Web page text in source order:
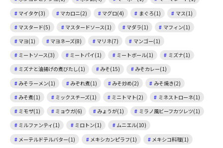
マイタケ(3)
マカロニ(2) マグロ(4) まぐろ(1)
マス(1)
マスタード(5)
マスタードソース(1) マダラ(1)
マフィン(1)
マヨ(1)
マヨネーズ(8) マリネ(7)
マンゴー(1)
ミートソース(3)
ミートパイ(1) ミートボール(1)
ミズナ(1)
ミズナと油揚げの煮びたし(1)
みそ(15)
みそカレー(1)
みそラーメン(1)
みぞれ煮(1) みそ炒め(2)
みそ焼き(2)
みそ煮(1)
ミックスチーズ(1) ミニトマト(2)
ミネストローネ(1)
ミモザ(1)
ミョウガ(6) みょうが(1)
ミラノ風ビーフカツレツ(1)
ミルファンティ(1)
ミロトン(1)
ムニエル(10)
メーテルドテルバター(1)
メキシカンピラフ(1)
メキシコ料理(1)